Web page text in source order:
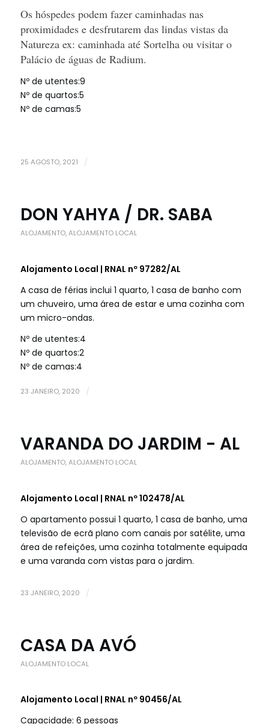
Os hóspedes podem fazer caminhadas nas
proximidades e desfrutarem das lindas vistas da
Natureza ex: caminhada até Sortelha ou visitar o
Palácio de águas de Radium.
Nº de utentes:9
Nº de quartos:5
Nº de camas:5
25 AGOSTO, 2021 /
DON YAHYA / DR. SABA
ALOJAMENTO,ALOJAMENTO LOCAL
Alojamento Local | RNAL nº 97282/AL
A casa de férias inclui 1 quarto, 1 casa de banho com
um chuveiro, uma área de estar e uma cozinha com
um micro-ondas.
Nº de utentes:4
Nº de quartos:2
Nº de camas:4
23 JANEIRO, 2020 /
VARANDA DO JARDIM - AL
ALOJAMENTO,ALOJAMENTO LOCAL
Alojamento Local | RNAL nº 102478/AL
O apartamento possui 1 quarto, 1 casa de banho, uma
televisão de ecrã plano com canais por satélite, uma
área de refeições, uma cozinha totalmente equipada
e uma varanda com vistas para o jardim.
23 JANEIRO, 2020 /
CASA DA AVÓ
ALOJAMENTO LOCAL
Alojamento Local | RNAL nº 90456/AL
Capacidade: 6 pessoas